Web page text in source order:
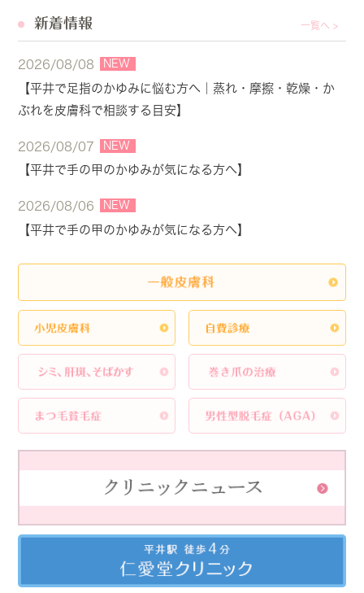
新着情報 一覧へ >
2026/08/08 NEW
【平井で足指のかゆみに悩む方へ｜蒸れ・摩擦・乾燥・か
ぶれを皮膚科で相談する目安】
2026/08/07 NEW
【平井で手の甲のかゆみが気になる方へ】
2026/08/06 NEW
【平井で手の甲のかゆみが気になる方へ】